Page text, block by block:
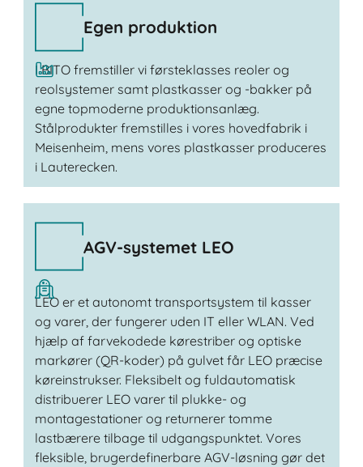
Egen produktion
I BITO fremstiller vi førsteklasses reoler og
reolsystemer samt plastkasser og -bakker på
egne topmoderne produktionsanlæg.
Stålprodukter fremstilles i vores hovedfabrik i
Meisenheim, mens vores plastkasser produceres
i Lauterecken.
AGV-systemet LEO
LEO er et autonomt transportsystem til kasser
og varer, der fungerer uden IT eller WLAN. Ved
hjælp af farvekodede kørestriber og optiske
markører (QR-koder) på gulvet får LEO præcise
køreinstrukser. Fleksibelt og fuldautomatisk
distribuerer LEO varer til plukke- og
montagestationer og returnerer tomme
lastbærere tilbage til udgangspunktet. Vores
fleksible, brugerdefinerbare AGV-løsning gør det